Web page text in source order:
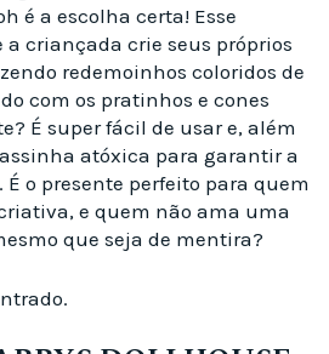
é a escolha certa! Esse
criançada crie seus próprios
redemoinhos coloridos de
com os pratinhos e cones
É super fácil de usar e, além
atóxica para garantir a
o presente perfeito para quem
e quem não ama uma
que seja de mentira?